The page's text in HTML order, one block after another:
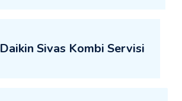
Daikin Sivas Kombi Servisi